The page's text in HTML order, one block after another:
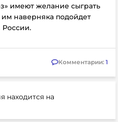
имеют желание сыграть
наверняка подойдет
Комментарии: 1
находится на